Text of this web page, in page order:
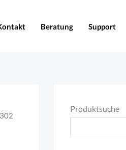
Beratung Support
Produktsuche